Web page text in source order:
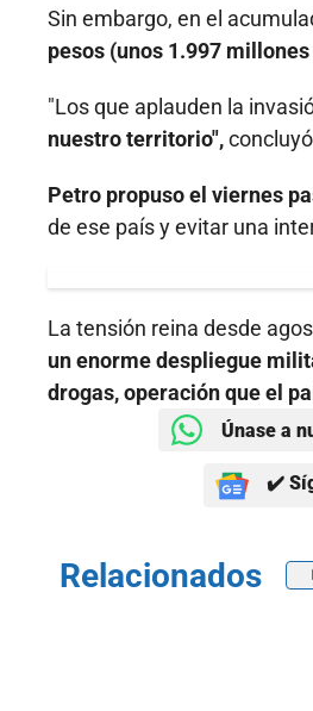
Sin embargo, en el
pesos (unos 1.997
"Los que aplauden la
nuestro territorio",
Petro propuso el viernes
de ese país y evitar una
La tensión reina desde
un enorme despliegue
drogas, operación que el
Únase a
✔️
Relacionados